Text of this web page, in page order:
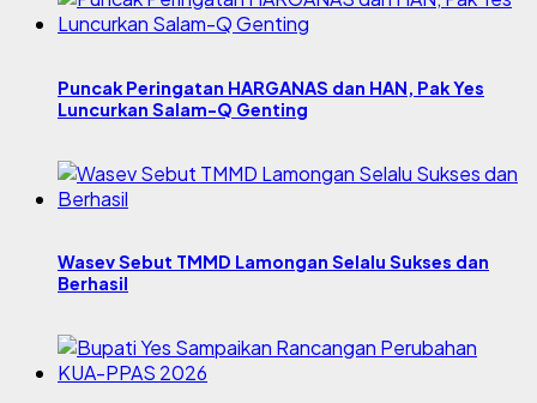
Puncak Peringatan HARGANAS dan HAN, Pak Yes
Luncurkan Salam-Q Genting
Wasev Sebut TMMD Lamongan Selalu Sukses dan
Berhasil